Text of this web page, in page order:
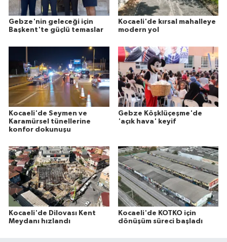
Gebze'nin geleceği için
Başkent'te güçlü temaslar
Kocaeli'de kırsal mahalleye
modern yol
Kocaeli'de Seymen ve
Karamürsel tünellerine
konfor dokunuşu
Gebze Köşklüçeşme'de
'açık hava' keyif
Kocaeli'de Dilovası Kent
Meydanı hızlandı
Kocaeli'de KOTKO için
dönüşüm süreci başladı